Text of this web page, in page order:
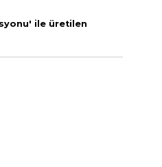
ile üretilen